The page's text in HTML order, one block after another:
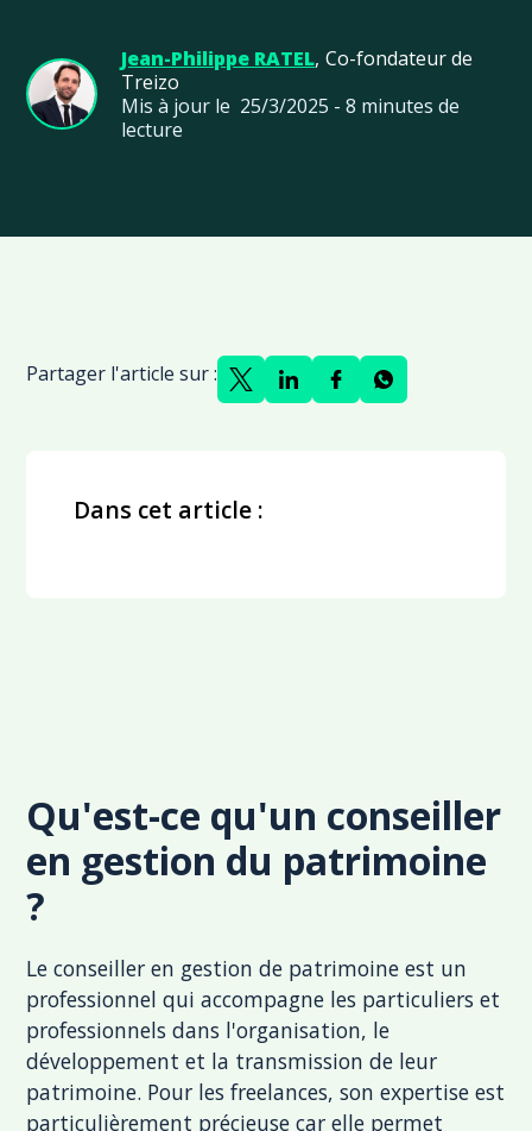
Jean-Philippe RATEL, Co-fondateur de
Treizo
Mis à jour le 25/3/2025 - 8 minutes de
lecture
Dans cet article :
Qu'est-ce qu'un conseiller
en gestion du patrimoine
?
Le conseiller en gestion de patrimoine est un
professionnel qui accompagne les particuliers et
professionnels dans l'organisation, le
développement et la transmission de leur
patrimoine. Pour les freelances, son expertise est
particulièrement précieuse car elle permet
Partager l'article sur :